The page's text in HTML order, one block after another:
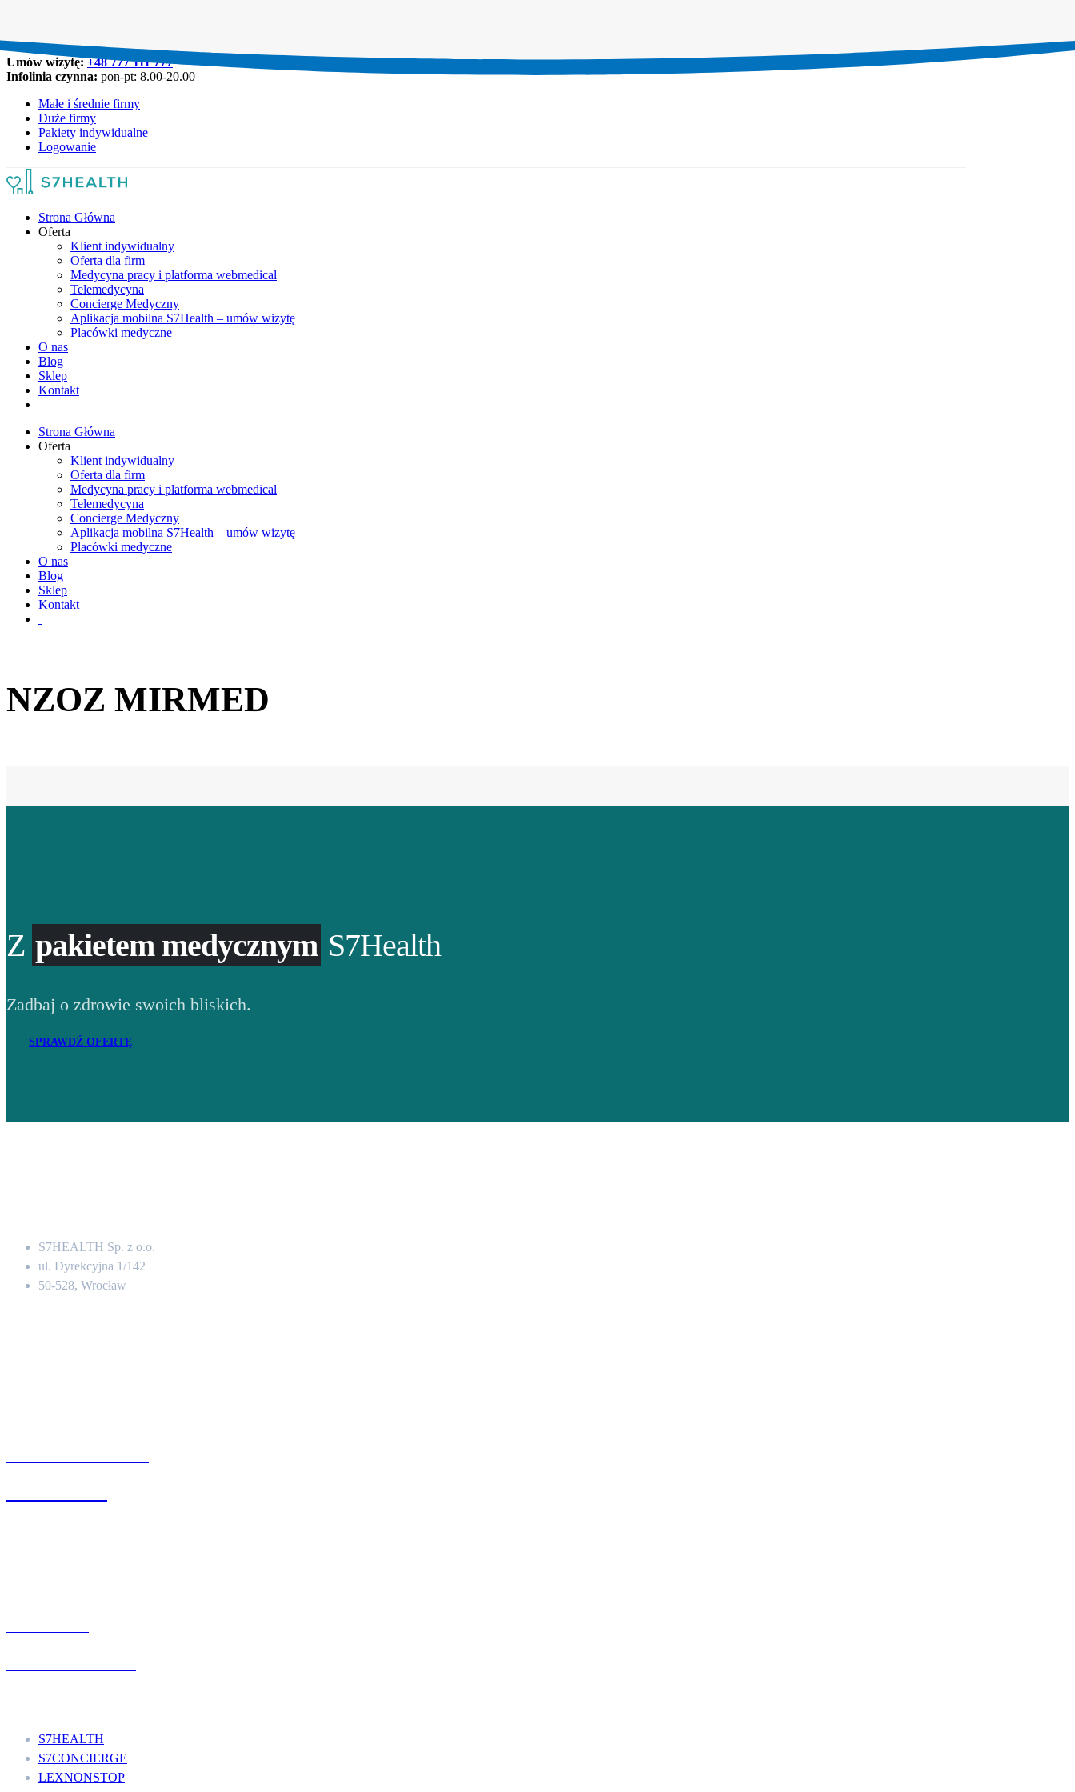
Umów wizytę:+48 777 111 777
Infolinia czynna: pon-pt: 8.00-20.00
Małe i średnie firmy
Duże firmy
Pakiety indywidualne
Logowanie
Strona Główna
Oferta
Klient indywidualny
Oferta dla firm
Medycyna pracy i platforma webmedical
Telemedycyna
Concierge Medyczny
Aplikacja mobilna S7Health – umów wizytę
Placówki medyczne
O nas
Blog
Sklep
Kontakt
Strona Główna
Oferta
Klient indywidualny
Oferta dla firm
Medycyna pracy i platforma webmedical
Telemedycyna
Concierge Medyczny
Aplikacja mobilna S7Health – umów wizytę
Placówki medyczne
O nas
Blog
Sklep
Kontakt
NZOZ MIRMED
Z pakietem medycznym S7Health
Zadbaj o zdrowie swoich bliskich.
SPRAWDŹ OFERTĘ
S7HEALTH Sp. z o.o.
ul. Dyrekcyjna 1/142
50-528, Wrocław
S7HEALTH
S7CONCIERGE
LEXNONSTOP